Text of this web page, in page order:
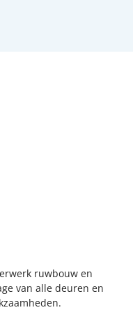
ruwbouw en
van alle deuren en